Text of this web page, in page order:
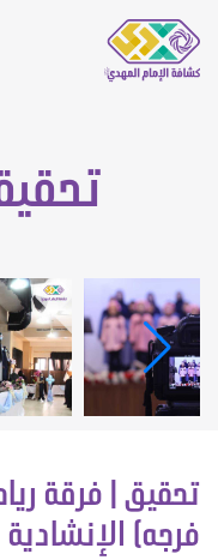
تحقيق | فرقة
فرجه)